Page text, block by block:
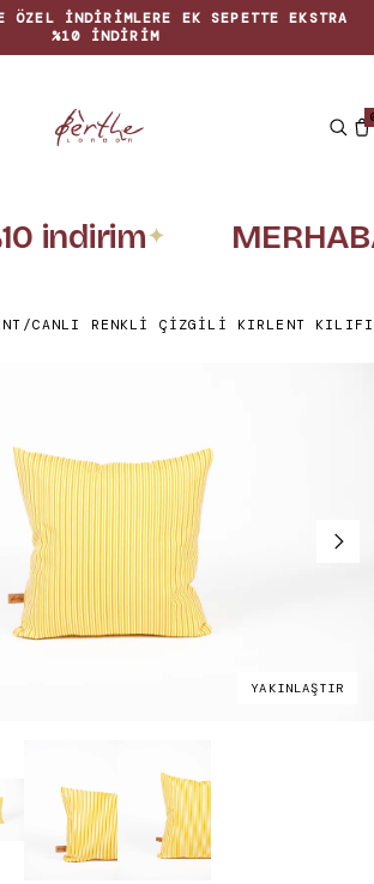
INDIRIMLERE EK SEPETTE EKSTRA
%10 INDIRIM
indirim✦
/CANLI RENKLI ÇIZGILI KIRLENT KILIFI
YAKINLAŞTIR